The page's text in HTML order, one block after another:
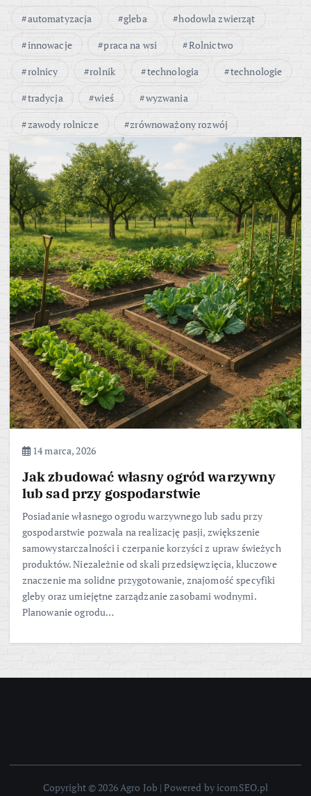
automatyzacja gleba
hodowla zwierząt
innowacje
praca na wsi
Rolnictwo
rolnicy
rolnik technologia
technologie
tradycja
wieś
wyzwania
zawody rolnicze
zrównoważony rozwój
14 marca, 2026
Jak zbudować własny ogród warzywny
lub sad przy gospodarstwie
Posiadanie własnego ogrodu warzywnego lub sadu przy
gospodarstwie pozwala na realizację pasji, zwiększenie
samowystarczalności i czerpanie korzyści z upraw świeżych
produktów. Niezależnie od skali przedsięwzięcia, kluczowe
znaczenie ma solidne przygotowanie, znajomość specyfiki
gleby oraz umiejętne zarządzanie zasobami wodnymi.
Planowanie ogrodu…
Copyright © 2026 Agro Job | Powered by icomSEO.pl